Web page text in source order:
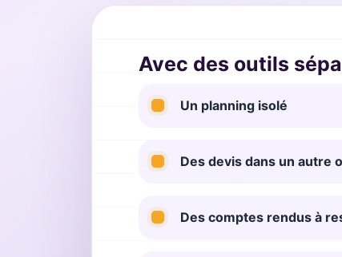
Avec des outils
Un planning isolé
Des devis dans un autre
Des comptes rendus à